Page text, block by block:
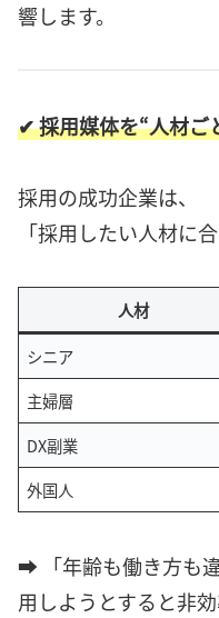
響します。
✔ 採用媒体を“人材ご
採用の成功企業は、
「採用したい人材に
人材
シニア
主婦層
DX副業
外国人
➡ 「年齢も働き方も
用しようとすると非効